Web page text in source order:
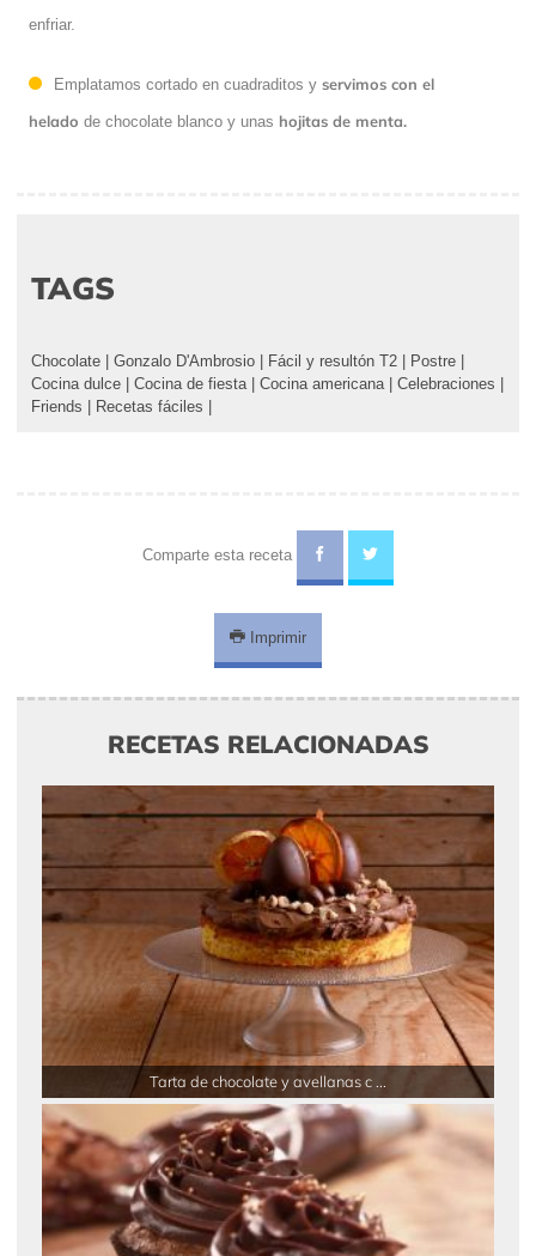
enfriar.
Emplatamos cortado en cuadraditos y servimos con el
helado de chocolate blanco y unas hojitas de menta.
TAGS
Chocolate Gonzalo D'Ambrosio Fácil y resultón T2 Postre
Cocina dulce
Cocina de fiesta| Cocina americana| Celebraciones
Friends
Recetas fáciles
Comparte esta receta
Imprimir
RECETAS RELACIONADAS
Tarta de chocolate y avellanas c ...